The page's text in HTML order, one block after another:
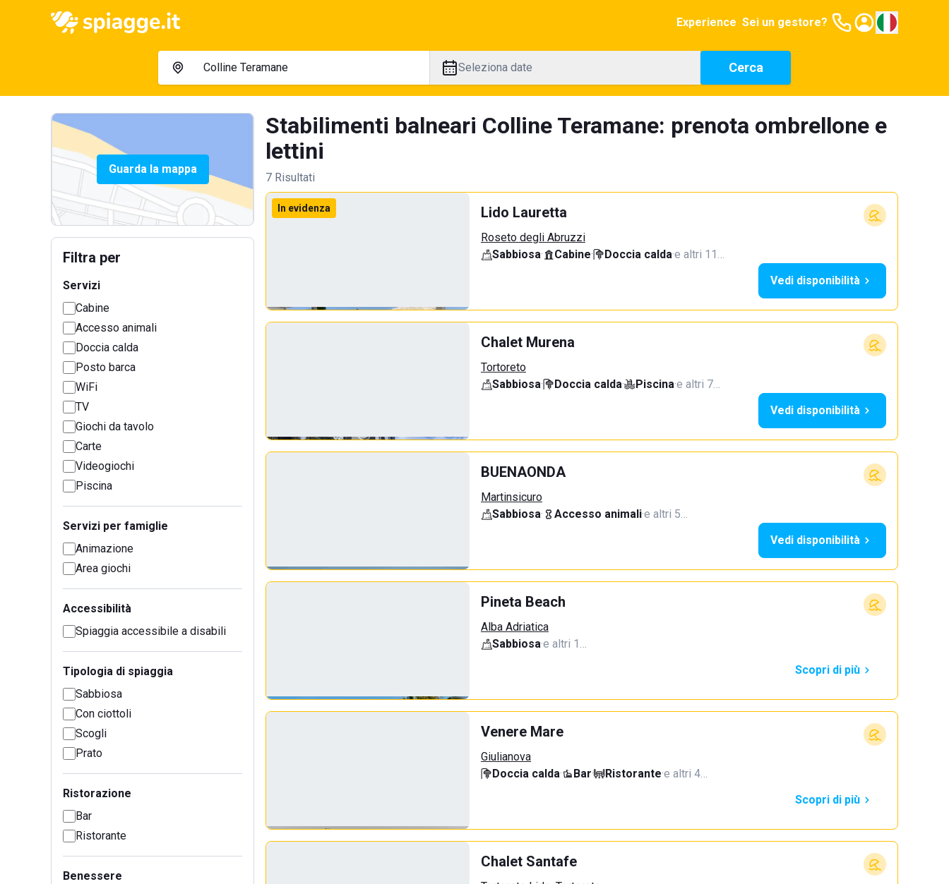
Experience Sei un gestore?
Seleziona date Cerca
Guarda la mappa
Filtra per
Servizi
Cabine
Accesso animali
Doccia calda
Posto barca
WiFi
TV
Giochi da tavolo
Carte
Videogiochi
Piscina
Servizi per famiglie
Animazione
Area giochi
Accessibilità
Spiaggia accessibile a disabili
Tipologia di spiaggia
Sabbiosa
Con ciottoli
Scogli
Prato
Ristorazione
Bar
Ristorante
Benessere
Stabilimenti balneari Colline Teramane: prenota ombrellone e
lettini
7 Risultati
In evidenza Lido Lauretta
Roseto degli Abruzzi
Sabbiosa· Cabine· Doccia calda·e altri 11…
Vedi disponibilità
Chalet Murena
Tortoreto
Sabbiosa· Doccia calda· Piscina·e altri 7…
Vedi disponibilità
BUENAONDA
Martinsicuro
Sabbiosa· Accesso animali·e altri 5…
Vedi disponibilità
Pineta Beach
Alba Adriatica
Sabbiosa·e altri 1…
Scopri di più
Venere Mare
Giulianova
Doccia calda· Bar· Ristorante·e altri 4…
Scopri di più
Chalet Santafe